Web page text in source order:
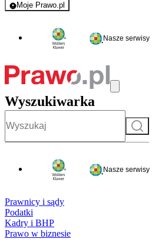
Moje Prawo.pl
- rejestracja i logowanie do serwisu
Nasze serwisy
Wyszukiwarka
Szukaj
Nasze serwisy
Prawnicy i sądy
Podatki
Kadry i BHP
Prawo w biznesie